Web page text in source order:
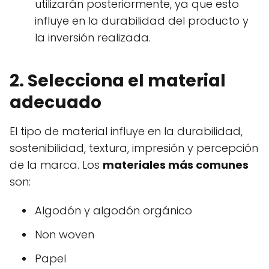
utilizarán posteriormente, ya que esto
influye en la durabilidad del producto y
la inversión realizada.
2. Selecciona el material
adecuado
El tipo de material influye en la durabilidad,
sostenibilidad, textura, impresión y percepción
de la marca. Los materiales más comunes
son:
Algodón y algodón orgánico
Non woven
Papel